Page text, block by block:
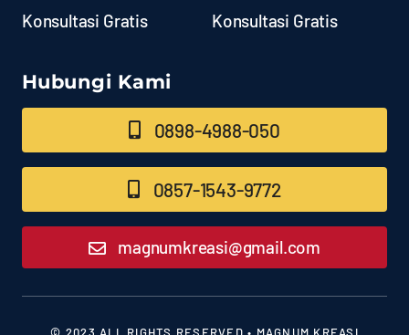
Konsultasi Gratis
Konsultasi Gratis
Hubungi Kami
0898-4988-050
0857-1543-9772
magnumkreasi@gmail.com